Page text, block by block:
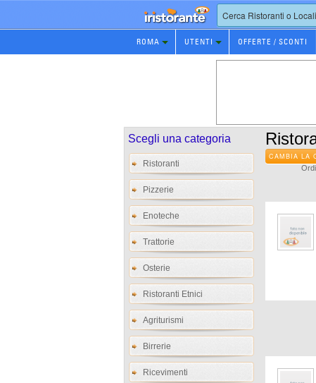
Prenotazione
Ristorante
ROMA UTENTI OFFERTE / SCONTI
Scegli una categoria
Ristoranti
Pizzerie
Enoteche
Trattorie
Osterie
Ristoranti Etnici
Agriturismi
Birrerie
Ricevimenti
CAMBIA LA